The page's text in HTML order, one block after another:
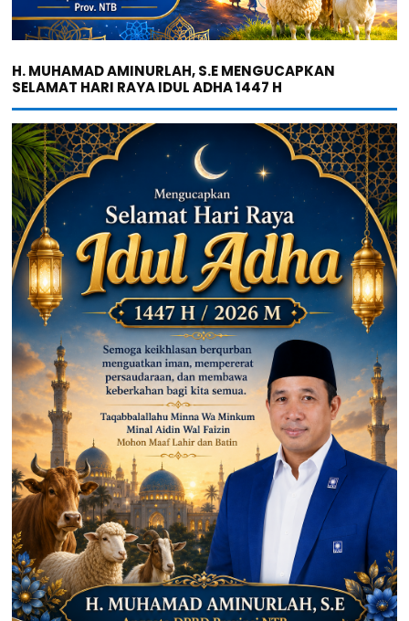
H. MUHAMAD AMINURLAH, S.E MENGUCAPKAN
SELAMAT HARI RAYA IDUL ADHA 1447 H